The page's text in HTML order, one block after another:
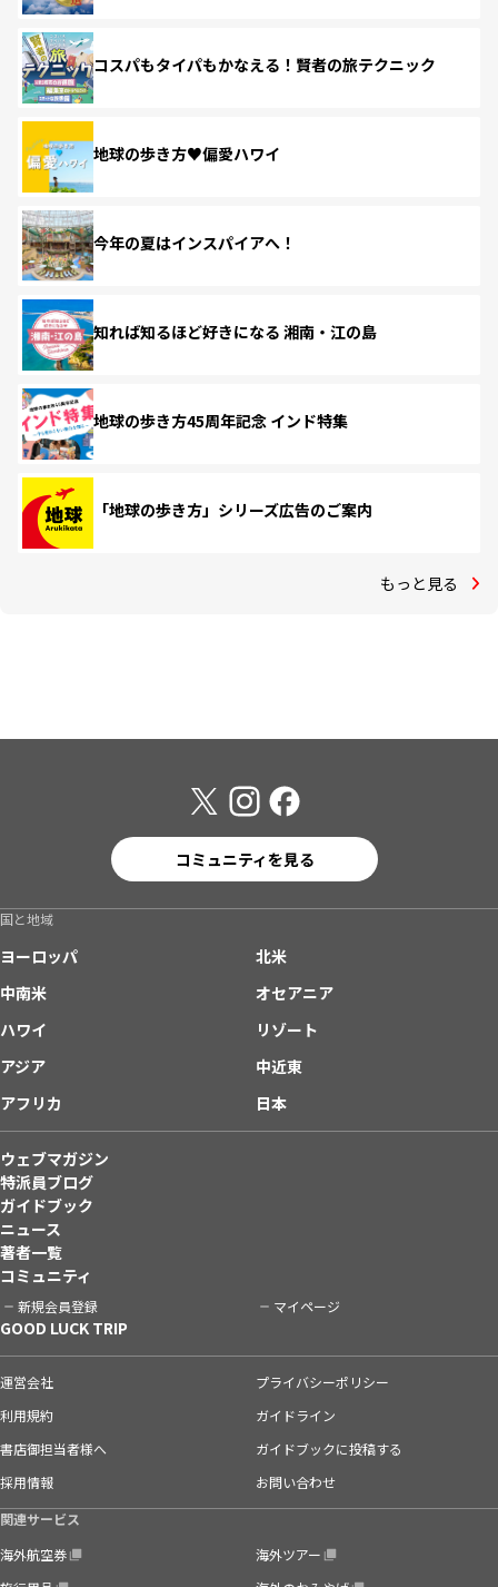
コスパもタイパもかなえる！賢者の旅テクニック
地球の歩き方♥偏愛ハワイ
今年の夏はインスパイアへ！
知れば知るほど好きになる 湘南・江の島
地球の歩き方45周年記念 インド特集
「地球の歩き方」シリーズ広告のご案内
もっと見る
コミュニティを見る
国と地域
ヨーロッパ
北米
中南米
オセアニア
ハワイ
リゾート
アジア
中近東
アフリカ
日本
ウェブマガジン
特派員ブログ
ガイドブック
ニュース
著者一覧
コミュニティ
新規会員登録 マイページ
GOOD LUCK TRIP
運営会社
プライバシーポリシー
利用規約
ガイドライン
書店御担当者様へ
ガイドブックに投稿する
採用情報
お問い合わせ
関連サービス
海外航空券
海外ツアー